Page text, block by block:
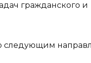
гражданского и
следующим